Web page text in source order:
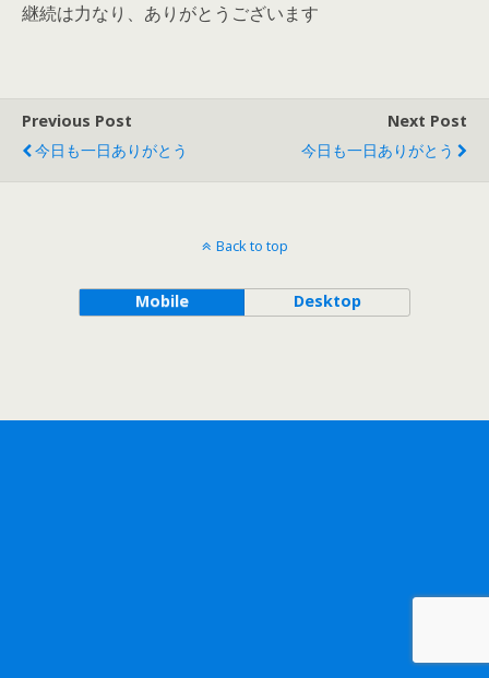
継続は力なり、ありがとうございます
Previous Post
今日も一日ありがとう
Next Post
今日も一日ありがとう
Back to top
Mobile Desktop